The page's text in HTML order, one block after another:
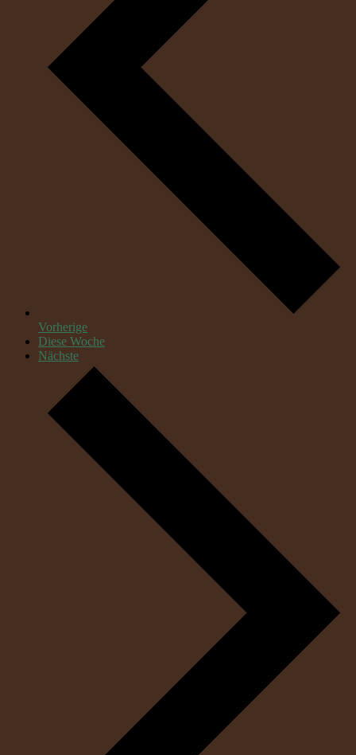
Vorherige
Diese Woche
Nächste